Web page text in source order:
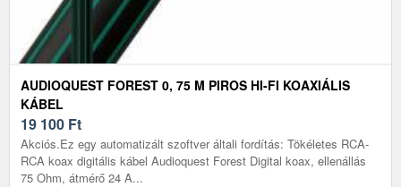
AUDIOQUEST FOREST 0, 75 M PIROS HI-FI KOAXIÁLIS
KÁBEL
19 100 Ft
Akciós.Ez egy automatizált szoftver általi fordítás: Tökéletes RCA-
RCA koax digitális kábel Audioquest Forest Digital koax, ellenállás
75 Ohm, átmérő 24 A...